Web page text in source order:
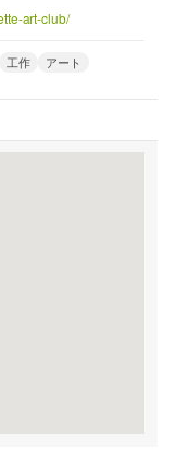
art-club/
工作 アート